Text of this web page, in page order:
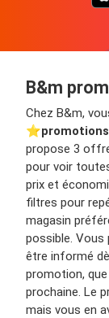
B&m
Chez B&m,
⭐️
propose 3
pour voir
prix et
filtres pour
magasin
possible. Vous
être informé
promotion,
prochaine. Le
mais vous en